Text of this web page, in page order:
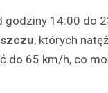
godziny 14:00 do
, których
do 65 km/h, co